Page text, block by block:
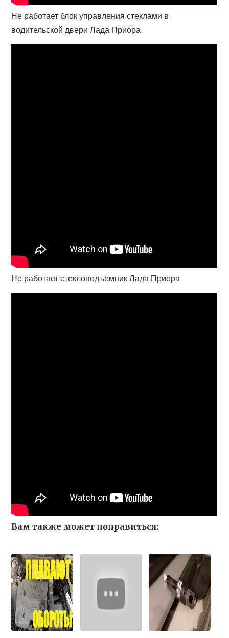
Не работает блок управления стеклами в
водительской двери Лада Приора
Не работает стеклоподъемник Лада Приора
Вам также может понравиться: